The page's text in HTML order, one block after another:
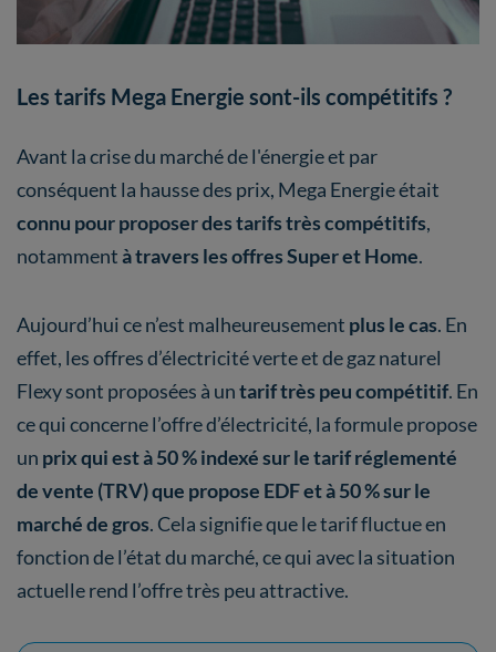
Les tarifs Mega Energie sont-ils compétitifs ?
Avant la crise du marché de l'énergie et par
conséquent la hausse des prix, Mega Energie était
connu pour proposer des tarifs très compétitifs,
notammentà travers les offres Super et Home.
Aujourd’hui ce n’est malheureusement plus le cas. En
effet, les offres d’électricité verte et de gaz naturel
Flexy sont proposées à untarif très peu compétitif. En
ce qui concerne l’offre d’électricité, la formule propose
un prix qui est à 50 % indexé sur le tarif réglementé
de vente (TRV) que propose EDF et à 50 % sur le
marché de gros. Cela signifie que le tarif fluctue en
fonction de l’état du marché, ce qui avec la situation
actuelle rend l’offre très peu attractive.